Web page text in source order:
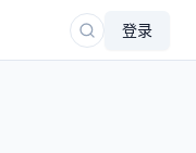
登录